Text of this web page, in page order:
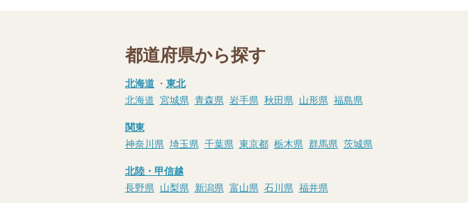
都道府県から探す
北海道・ 東北
北海道 宮城県 青森県 岩手県 秋田県 山形県 福島県
関東
神奈川県 埼玉県 千葉県 東京都 栃木県 群馬県 茨城県
北陸・甲信越
長野県 山梨県 新潟県 富山県 石川県 福井県